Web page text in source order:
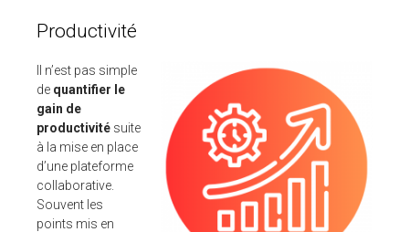
Productivité
Il n’est pas simple
de quantifier le
gain de
productivité suite
à la mise en place
d’une plateforme
collaborative.
Souvent les
points mis en